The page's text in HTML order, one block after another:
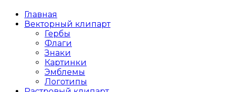
Главная
Векторный клипарт
Гербы
Флаги
Знаки
Картинки
Эмблемы
Логотипы